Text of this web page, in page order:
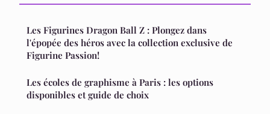
Les Figurines Dragon Ball Z : Plongez dans
l'épopée des héros avec la collection exclusive de
Figurine Passion!
Les écoles de graphisme à Paris : les options
disponibles et guide de choix